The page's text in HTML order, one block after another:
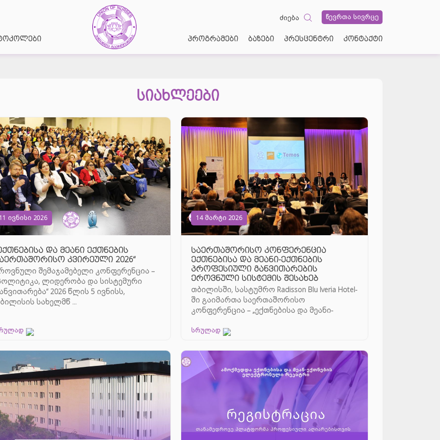
ძიება წევრთა სივრცე
პროგრამები ბაზები პრესცენტრი კონტაქტი
პროგრამები GEOGEO
ENG
სიახლეები
11 ივნისი 2026
და მეანი ექთნების
კვირეული 2026“
შემაჯამებელი კონფერენცია –
ლიდერობა და სისტემური
2026 წლის 5 ივნისს,
სახელმწ ...
14 მარტი 2026
საერთაშორისო კონფერენცია
ექთნებისა და მეანი-ექთნების
პროფესიული განვითარების
ეროვნული სისტემის შესახებ
თბილისში, სასტუმრო Radisson Blu Iveria Hotel-
ში გაიმართა საერთაშორისო
კონფერენცია – „ექთნებისა და მეანი-
სრულად